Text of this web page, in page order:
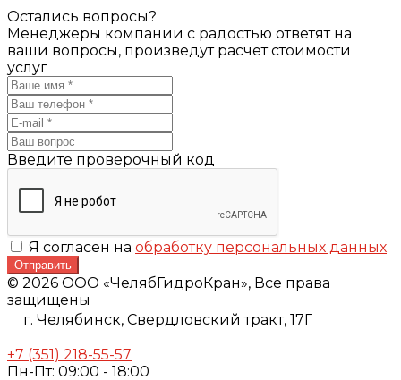
Остались вопросы?
Менеджеры компании с радостью ответят на
ваши вопросы, произведут расчет стоимости
услуг
Введите проверочный код
Я согласен на обработку персональных данных
Отправить
© 2026 ООО «ЧелябГидроКран», Все права
защищены
г. Челябинск, Свердловский тракт, 17Г
+7 (351) 218-55-57
Пн-Пт: 09:00 - 18:00